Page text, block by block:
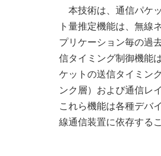
本技術は、通信パケ
ト量推定機能は、無線
プリケーション毎の過
信タイミング制御機能
ケットの送信タイミン
ンク層）および通信レ
これら機能は各種デバ
線通信装置に依存する